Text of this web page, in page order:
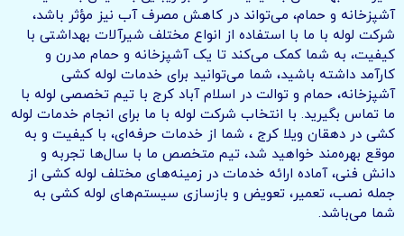
آشپزخانه و حمام، می‌تواند در کاهش مصرف آب نیز مؤثر باشد،
شرکت لوله با ما با استفاده از انواع مختلف شیرآلات بهداشتی با
کیفیت، به شما کمک می‌کند تا یک آشپزخانه و حمام مدرن و
کارآمد داشته باشید، شما می‌توانید برای خدمات لوله‌ کشی
آشپزخانه، حمام و توالت در اسلام آباد کرج با تیم تخصصی لوله با
ما تماس بگیرید. با انتخاب شرکت لوله با ما برای انجام خدمات لوله
کشی در دهقان ویلا کرج ، شما از خدمات حرفه‌ای، با کیفیت و به
موقع بهره‌مند خواهید شد، تیم متخصص ما با سال‌ها تجربه و
دانش فنی، آماده ارائه خدمات در زمینه‌های مختلف لوله کشی از
جمله نصب، تعمیر، تعویض و بازسازی سیستم‌های لوله کشی به
شما می‌باشد.